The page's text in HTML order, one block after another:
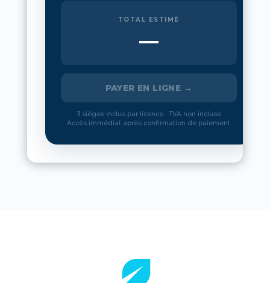
TOTAL ESTIMÉ
—
PAYER EN LIGNE →
3 sièges inclus par licence · TVA non incluse
Accès immédiat après confirmation de paiement